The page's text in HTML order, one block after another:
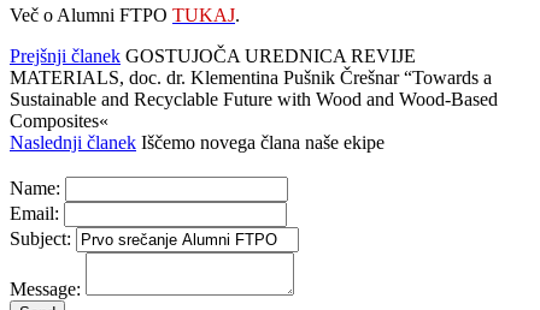
Več o Alumni FTPO TUKAJ.
Prejšnji članek GOSTUJOČA UREDNICA REVIJE
MATERIALS, doc. dr. Klementina Pušnik Črešnar “Towards a
Sustainable and Recyclable Future with Wood and Wood-Based
Composites«
Naslednji članek Iščemo novega člana naše ekipe
Name:
Email:
Subject:
Message: